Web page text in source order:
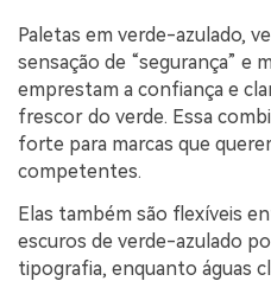
Paletas em verde-azulado,
sensação de “segurança” e
emprestam a confiança e
frescor do verde. Essa
forte para marcas que
competentes.
Elas também são flexíveis
escuros de verde-azulado
tipografia, enquanto águas